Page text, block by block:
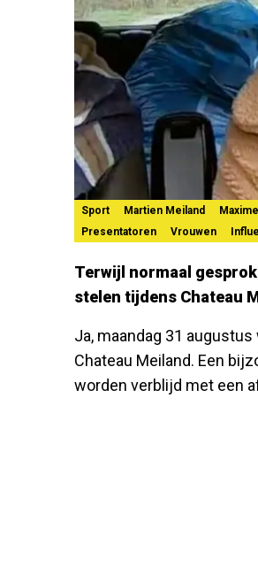
Sport Martien Meiland
Presentatoren
Vrouwen
Terwijl normaal
stelen tijdens Chateau
Ja, maandag 31
Chateau Meiland. Een
worden verblijd met een